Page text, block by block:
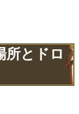
所とドロ